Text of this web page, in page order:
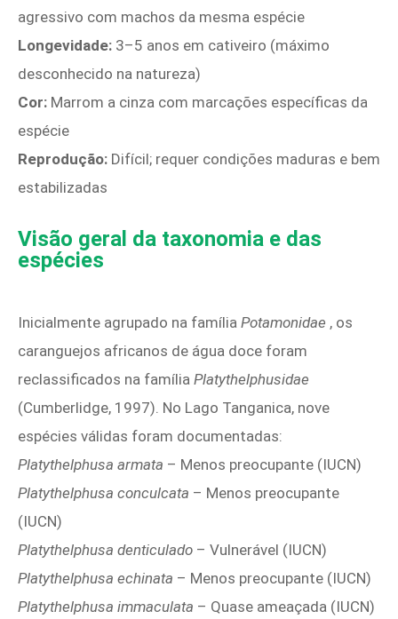
agressivo com machos da mesma espécie
Longevidade: 3–5 anos em cativeiro (máximo
desconhecido na natureza)
Cor: Marrom a cinza com marcações específicas da
espécie
Reprodução: Difícil; requer condições maduras e bem
estabilizadas
Visão geral da taxonomia e das
espécies
Inicialmente agrupado na família Potamonidae , os
caranguejos africanos de água doce foram
reclassificados na família Platythelphusidae
(Cumberlidge, 1997). No Lago Tanganica, nove
espécies válidas foram documentadas:
Platythelphusa armata – Menos preocupante (IUCN)
Platythelphusa conculcata – Menos preocupante
(IUCN)
Platythelphusa denticulado – Vulnerável (IUCN)
Platythelphusa echinata – Menos preocupante (IUCN)
Platythelphusa immaculata – Quase ameaçada (IUCN)